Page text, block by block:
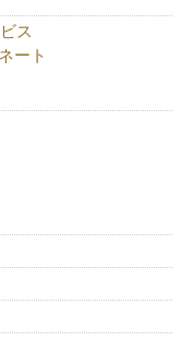
ス
ート